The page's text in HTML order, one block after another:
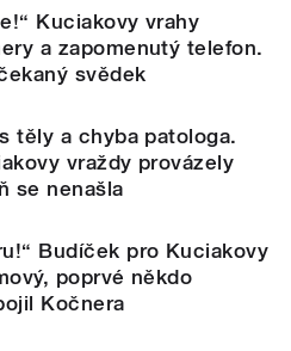
Kuciakovy vrahy
a zapomenutý telefon.
svědek
těly a chyba patologa.
vraždy provázely
se nenašla
Budíček pro Kuciakovy
poprvé někdo
Kočnera